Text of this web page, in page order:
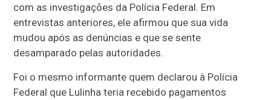
com as investigações da Polícia Federal. Em
entrevistas anteriores, ele afirmou que sua vida
mudou após as denúncias e que se sente
desamparado pelas autoridades.
Foi o mesmo informante quem declarou à Polícia
Federal que Lulinha teria recebido pagamentos